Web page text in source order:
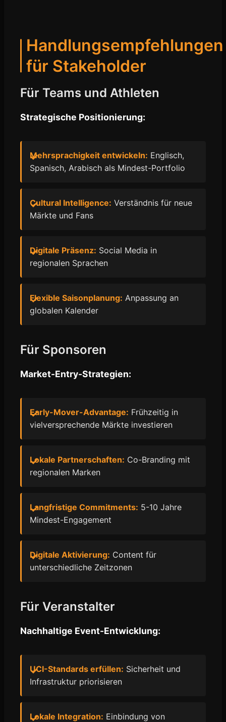
Handlungsempfehlungen
für Stakeholder
Für Teams und Athleten
Strategische Positionierung:
Mehrsprachigkeit entwickeln: Englisch,
Spanisch, Arabisch als Mindest-Portfolio
Cultural Intelligence: Verständnis für neue
Märkte und Fans
Digitale Präsenz: Social Media in
regionalen Sprachen
Flexible Saisonplanung: Anpassung an
globalen Kalender
Für Sponsoren
Market-Entry-Strategien:
Early-Mover-Advantage: Frühzeitig in
vielversprechende Märkte investieren
Lokale Partnerschaften: Co-Branding mit
regionalen Marken
Langfristige Commitments: 5-10 Jahre
Mindest-Engagement
Digitale Aktivierung: Content für
unterschiedliche Zeitzonen
Für Veranstalter
Nachhaltige Event-Entwicklung:
UCI-Standards erfüllen: Sicherheit und
Infrastruktur priorisieren
Lokale Integration: Einbindung von